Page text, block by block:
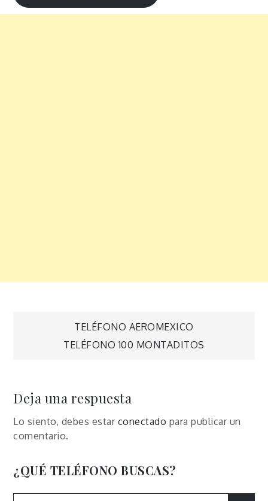
Navegación
entradas
TELÉFONO AEROMEXICO
TELÉFONO 100 MONTADITOS
Deja una respuesta
Lo siento, debes estar conectado para publicar un
comentario.
¿QUÉ TELÉFONO BUSCAS?